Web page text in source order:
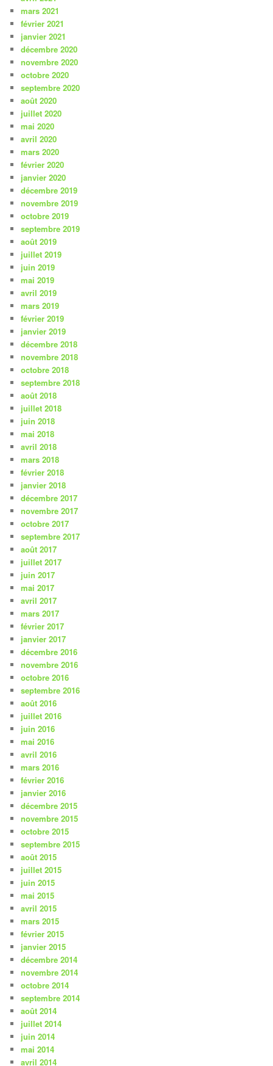
mars 2021
février 2021
janvier 2021
décembre 2020
novembre 2020
octobre 2020
septembre 2020
août 2020
juillet 2020
mai 2020
avril 2020
mars 2020
février 2020
janvier 2020
décembre 2019
novembre 2019
octobre 2019
septembre 2019
août 2019
juillet 2019
juin 2019
mai 2019
avril 2019
mars 2019
février 2019
janvier 2019
décembre 2018
novembre 2018
octobre 2018
septembre 2018
août 2018
juillet 2018
juin 2018
mai 2018
avril 2018
mars 2018
février 2018
janvier 2018
décembre 2017
novembre 2017
octobre 2017
septembre 2017
août 2017
juillet 2017
juin 2017
mai 2017
avril 2017
mars 2017
février 2017
janvier 2017
décembre 2016
novembre 2016
octobre 2016
septembre 2016
août 2016
juillet 2016
juin 2016
mai 2016
avril 2016
mars 2016
février 2016
janvier 2016
décembre 2015
novembre 2015
octobre 2015
septembre 2015
août 2015
juillet 2015
juin 2015
mai 2015
avril 2015
mars 2015
février 2015
janvier 2015
décembre 2014
novembre 2014
octobre 2014
septembre 2014
août 2014
juillet 2014
juin 2014
mai 2014
avril 2014